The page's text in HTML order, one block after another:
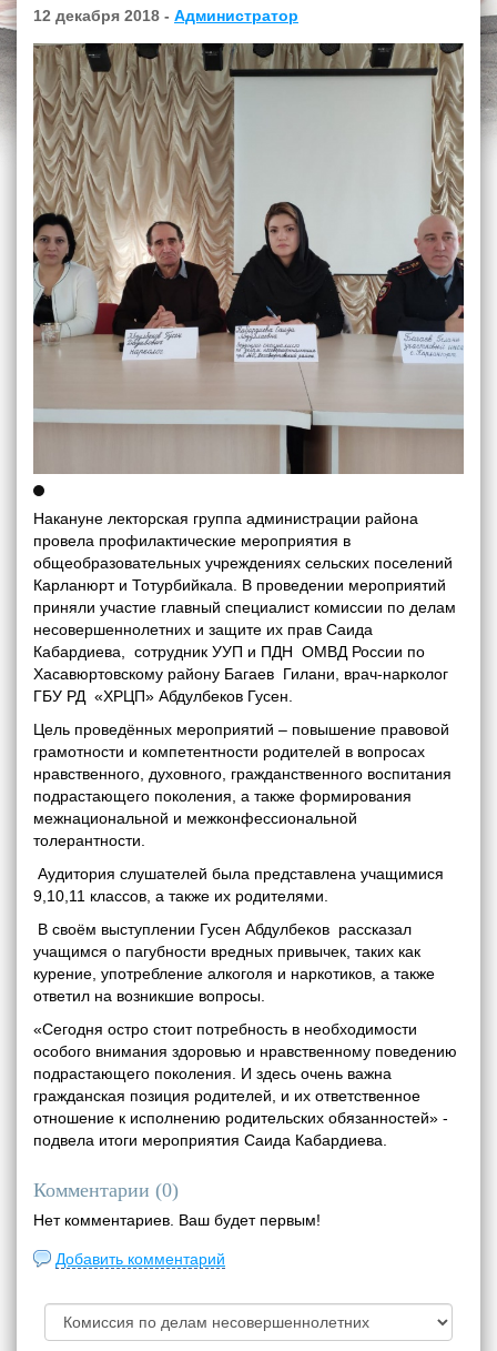
12 декабря 2018 - Администратор
Накануне лекторская группа администрации района
провела профилактические мероприятия в
общеобразовательных учреждениях сельских поселений
Карланюрт и Тотурбийкала. В проведении мероприятий
приняли участие главный специалист комиссии по делам
несовершеннолетних и защите их прав Саида
Кабардиева, сотрудник УУП и ПДН ОМВД России по
Хасавюртовскому району Багаев Гилани, врач-нарколог
ГБУ РД «ХРЦП» Абдулбеков Гусен.
Цель проведённых мероприятий – повышение правовой
грамотности и компетентности родителей в вопросах
нравственного, духовного, гражданственного воспитания
подрастающего поколения, а также формирования
межнациональной и межконфессиональной
толерантности.
Аудитория слушателей была представлена учащимися
9,10,11 классов, а также их родителями.
В своём выступлении Гусен Абдулбеков рассказал
учащимся о пагубности вредных привычек, таких как
курение, употребление алкоголя и наркотиков, а также
ответил на возникшие вопросы.
«Сегодня остро стоит потребность в необходимости
особого внимания здоровью и нравственному поведению
подрастающего поколения. И здесь очень важна
гражданская позиция родителей, и их ответственное
отношение к исполнению родительских обязанностей» -
подвела итоги мероприятия Саида Кабардиева.
Комментарии (0)
Нет комментариев. Ваш будет первым!
Добавить комментарий